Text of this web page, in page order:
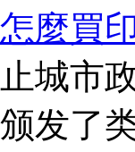
怎麼買
止城市
颁发了